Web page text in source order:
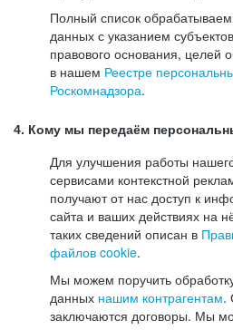
Полный список
данных с указанием
правового основания, целей
в нашем Реестре
Роскомнадзора.
4. Кому мы передаём
Для улучшения работы
сервисами контекстной
получают от нас доступ к
сайта и ваших действиях на
таких сведений описан в
файлов cookie.
Мы можем поручить
данных нашим контрагентам.
заключаются договоры. Мы